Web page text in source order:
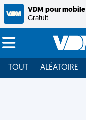
VDM pour mobile
Gratuit
TOUT ALÉATOIRE